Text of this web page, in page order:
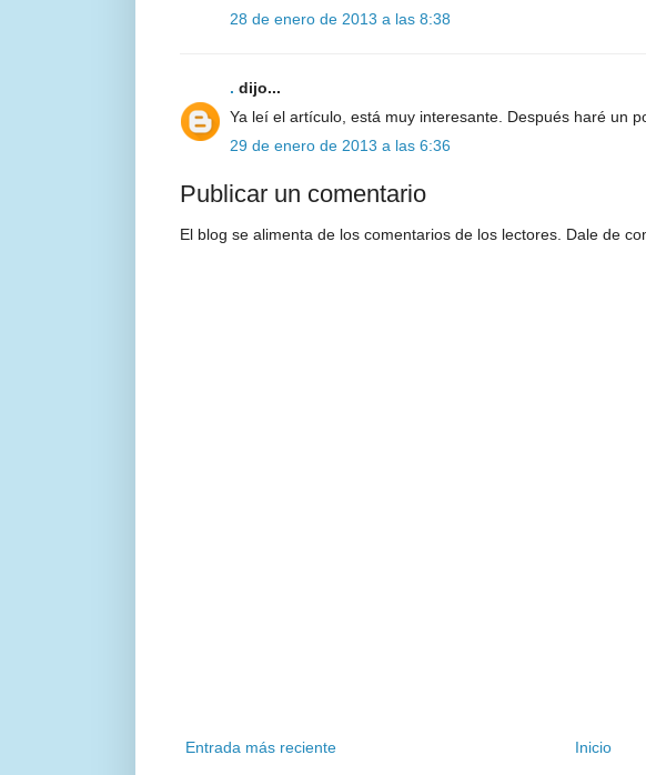
28 de enero de 2013 a las 8:38
. dijo...
Ya leí el artículo, está muy interesante. Después haré un
29 de enero de 2013 a las 6:36
Publicar un comentario
El blog se alimenta de los comentarios de los lectores. Dale de
Entrada más reciente Inicio